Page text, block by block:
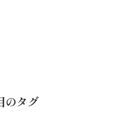
のタグ